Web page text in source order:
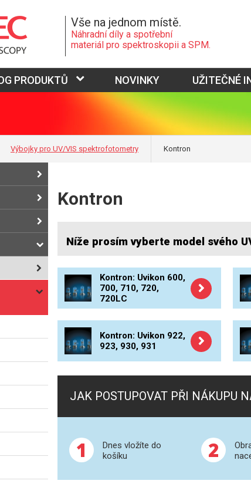
Vše na jednom místě.
Náhradní díly a spotřební
materiál pro spektroskopii a SPM.
PRODUKTŮ NOVINKY UŽITEČNÉ
Výbojky pro UV/VIS spektrofotometry Kontron
Kontron
Níže prosím vyberte model svého
Kontron: Uvikon 600,
700, 710, 720,
720LC
Kontron: Uvikon 922,
923, 930, 931
JAK POSTUPOVAT PŘI NÁKUPU
1
Dnes vložíte do
košíku
2